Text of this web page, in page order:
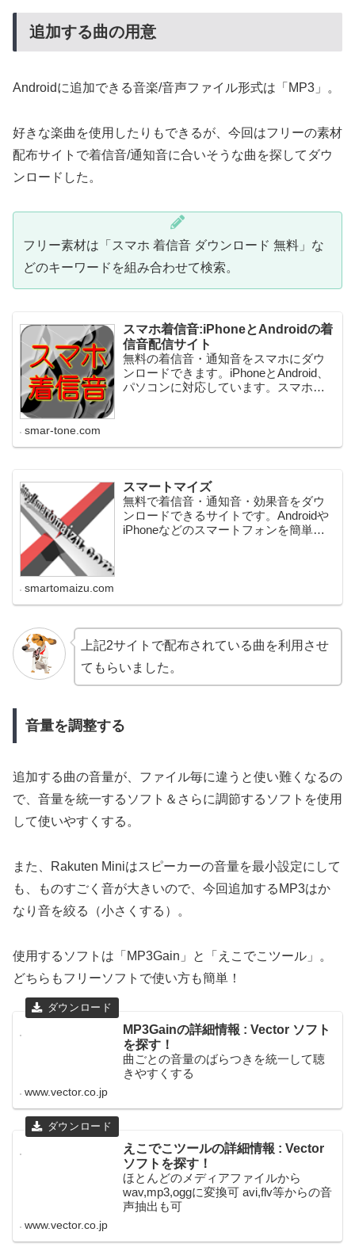
追加する曲の用意
Androidに追加できる音楽/音声ファイル形式は「MP3」。
好きな楽曲を使用したりもできるが、今回はフリーの素材
配布サイトで着信音/通知音に合いそうな曲を探してダウ
ンロードした。
フリー素材は「スマホ 着信音 ダウンロード 無料」な
どのキーワードを組み合わせて検索。
スマホ着信音:iPhoneとAndroidの着
信音配信サイト
無料の着信音・通知音をスマホにダウ
ンロードできます。iPhoneとAndroid、
パソコンに対応しています。スマホ本
や動画作成にも...
smar-tone.com
スマートマイズ
無料で着信音・通知音・効果音をダウ
ンロードできるサイトです。Androidや
iPhoneなどのスマートフォンを簡単に
smartomaizu.com
上記2サイトで配布されている曲を利用させ
てもらいました。
音量を調整する
追加する曲の音量が、ファイル毎に違うと使い難くなるの
で、音量を統一するソフト＆さらに調節するソフトを使用
して使いやすくする。
また、Rakuten Miniはスピーカーの音量を最小設定にして
も、ものすごく音が大きいので、今回追加するMP3はか
なり音を絞る（小さくする）。
使用するソフトは「MP3Gain」と「えこでこツール」。
どちらもフリーソフトで使い方も簡単！
MP3Gainの詳細情報 : Vector ソフト
を探す！
曲ごとの音量のばらつきを統一して聴
きやすくする
www.vector.co.jp
えこでこツールの詳細情報 : Vector
ソフトを探す！
ほとんどのメディアファイルから
wav,mp3,oggに変換可 avi,flv等からの音
声抽出も可
www.vector.co.jp